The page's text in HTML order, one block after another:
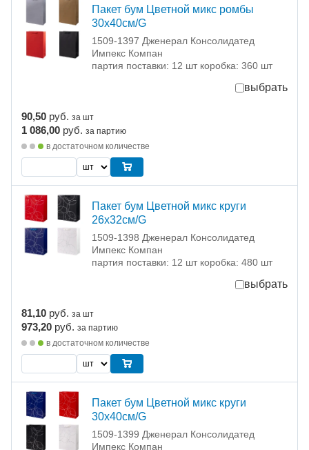
Пакет бум Цветной микс ромбы
30х40см/G
1509-1397 Дженерал Консолидатед
Импекс Компан
партия поставки: 12 шт коробка: 360 шт
выбрать
90,50 руб. за шт
1 086,00 руб. за партию
в достаточном количестве
Пакет бум Цветной микс круги
26х32см/G
1509-1398 Дженерал Консолидатед
Импекс Компан
партия поставки: 12 шт коробка: 480 шт
выбрать
81,10 руб. за шт
973,20 руб. за партию
в достаточном количестве
Пакет бум Цветной микс круги
30х40см/G
1509-1399 Дженерал Консолидатед
Импекс Компан